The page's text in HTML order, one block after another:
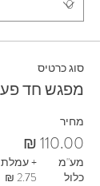
סוג כרטיס
מפגש חד
מחיר
מע"מ
כלול
+ עמלת